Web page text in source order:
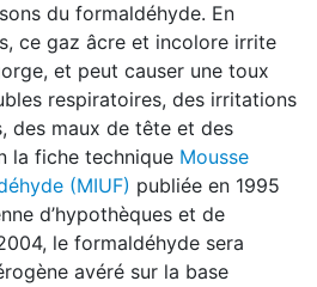
du formaldéhyde. En
ce gaz âcre et incolore irrite
et peut causer une toux
respiratoires, des irritations
des maux de tête et des
la fiche technique Mousse
(MIUF) publiée en 1995
d’hypothèques et de
le formaldéhyde sera
avéré sur la base